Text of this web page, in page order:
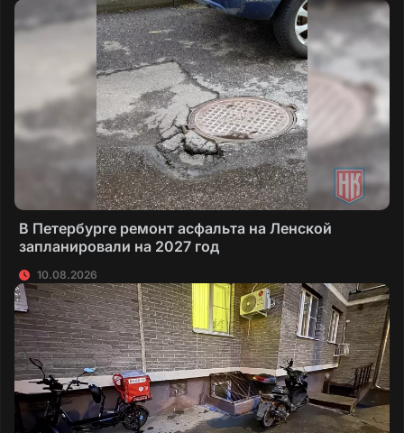
В Петербурге ремонт асфальта на Ленской
запланировали на 2027 год
10.08.2026